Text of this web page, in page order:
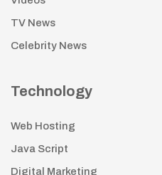
TV News
Celebrity News
Technology
Web Hosting
Java Script
Digital Marketing